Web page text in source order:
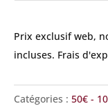
Magnum
Prix exclusif web,
incluses. Frais
Catégories : 50€ -